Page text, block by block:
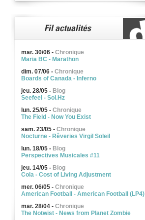
mar. 30/06 - Chronique
Maria BC - Marathon
dim. 07/06 - Chronique
Boards of Canada - Inferno
jeu. 28/05 - Blog
Seefeel - Sol.Hz
lun. 25/05 - Chronique
The Field - Now You Exist
sam. 23/05 - Chronique
Nocturne - Rêveries Virgil Soleil
lun. 18/05 - Blog
Perspectives Musicales #11
jeu. 14/05 - Blog
Cola - Cost of Living Adjustment
mer. 06/05 - Chronique
American Football - American Football (LP4)
mar. 28/04 - Chronique
The Notwist - News from Planet Zombie